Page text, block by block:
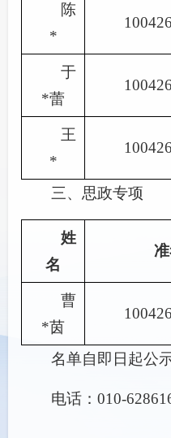
陈
*
于
*蕾
王
*
三、思政专项
姓
名
曹
*茵
名单自即日起公
电话：010-